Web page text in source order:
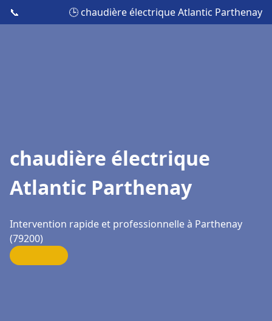
📞 🕒 chaudière électrique Atlantic Parthenay
chaudière électrique
Atlantic Parthenay
Intervention rapide et professionnelle à Parthenay
(79200)